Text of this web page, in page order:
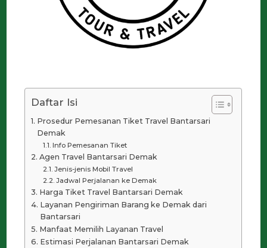
Daftar Isi
Prosedur Pemesanan Tiket Travel Bantarsari
Demak
Info Pemesanan Tiket
Agen Travel Bantarsari Demak
Jenis-jenis Mobil Travel
Jadwal Perjalanan ke Demak
Harga Tiket Travel Bantarsari Demak
Layanan Pengiriman Barang ke Demak dari
Bantarsari
Manfaat Memilih Layanan Travel
Estimasi Perjalanan Bantarsari Demak